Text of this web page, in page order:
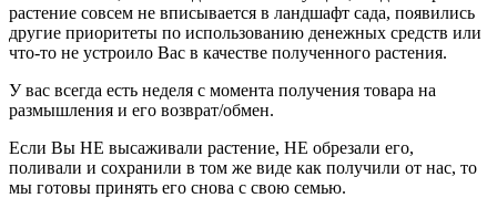
растение совсем не вписывается в ландшафт сада, появились
другие приоритеты по использованию денежных средств или
что-то не устроило Вас в качестве полученного растения.
У вас всегда есть неделя с момента получения товара на
размышления и его возврат/обмен.
Если Вы НЕ высаживали растение, НЕ обрезали его,
поливали и сохранили в том же виде как получили от нас, то
мы готовы принять его снова с свою семью.